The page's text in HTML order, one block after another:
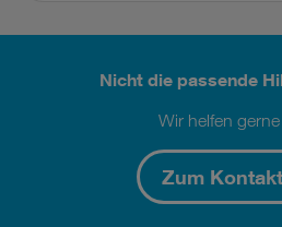
Nicht die passende
Wir helfen
Zum Kontakt